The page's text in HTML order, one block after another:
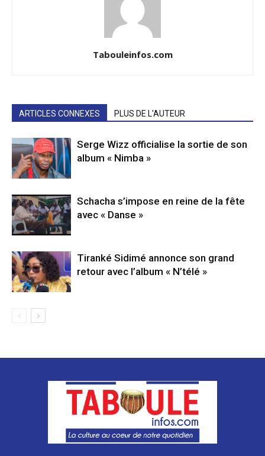
Tabouleinfos.com
ARTICLES CONNEXES PLUS DE L'AUTEUR
Serge Wizz officialise la sortie de son
album « Nimba »
Schacha s’impose en reine de la fête
avec « Danse »
Tiranké Sidimé annonce son grand
retour avec l’album « N’télé »